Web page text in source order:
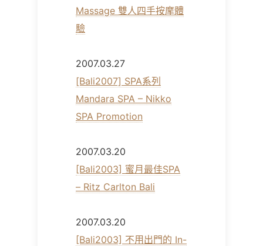
Massage 雙人四手按摩體
驗
2007.03.27
[Bali2007] SPA系列
Mandara SPA – Nikko
SPA Promotion
2007.03.20
[Bali2003] 蜜月最佳SPA
– Ritz Carlton Bali
2007.03.20
[Bali2003] 不用出門的 In-